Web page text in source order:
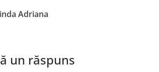
Adriana
un răspuns